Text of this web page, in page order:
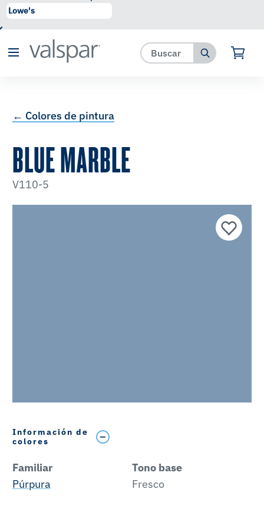
se ha agregado a favoritos.
← Colores de pintura
BLUE MARBLE
V110-5
Información de
colores
Familiar
Púrpura
Tono base
Fresco